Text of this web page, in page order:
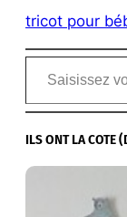
tricot pour
Saisissez votre adresse e-mail…
ILS ONT LA COTE